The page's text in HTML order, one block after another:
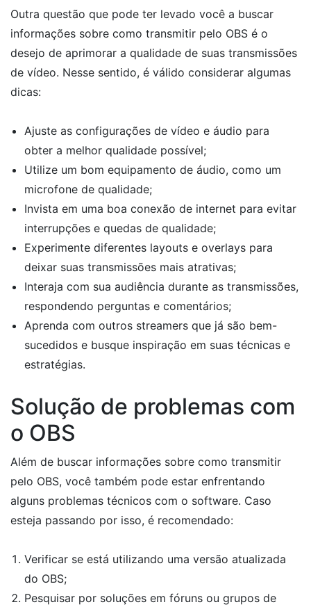
Outra questão que pode ter levado você a buscar
informações sobre como transmitir pelo OBS é o
desejo de aprimorar a qualidade de suas transmissões
de vídeo. Nesse sentido, é válido considerar algumas
dicas:
Ajuste as configurações de vídeo e áudio para
obter a melhor qualidade possível;
Utilize um bom equipamento de áudio, como um
microfone de qualidade;
Invista em uma boa conexão de internet para evitar
interrupções e quedas de qualidade;
Experimente diferentes layouts e overlays para
deixar suas transmissões mais atrativas;
Interaja com sua audiência durante as transmissões,
respondendo perguntas e comentários;
Aprenda com outros streamers que já são bem-
sucedidos e busque inspiração em suas técnicas e
estratégias.
Solução de problemas com
o OBS
Além de buscar informações sobre como transmitir
pelo OBS, você também pode estar enfrentando
alguns problemas técnicos com o software. Caso
esteja passando por isso, é recomendado:
Verificar se está utilizando uma versão atualizada
do OBS;
Pesquisar por soluções em fóruns ou grupos de